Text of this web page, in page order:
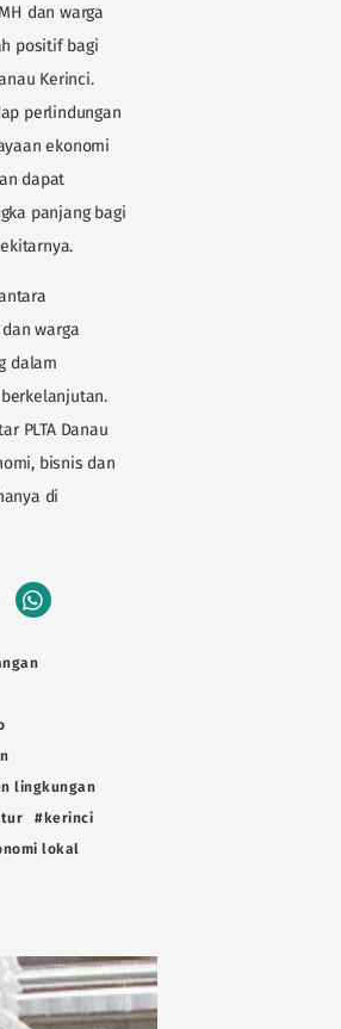
dan warga
positif bagi
Kerinci.
perlindungan
ekonomi
dapat
panjang bagi
warga
dalam
PLTA Danau
bisnis dan
di
lingkungan
#kerinci
lokal